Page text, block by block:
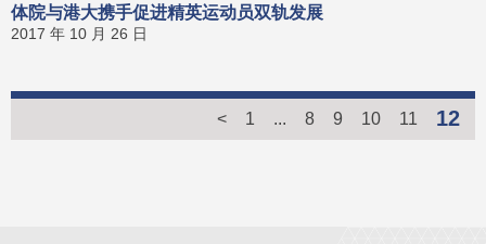
体院与港大携手促进精英运动员双轨发展
2017 年 10 月 26 日
< 1 ... 8 9 10 11 12